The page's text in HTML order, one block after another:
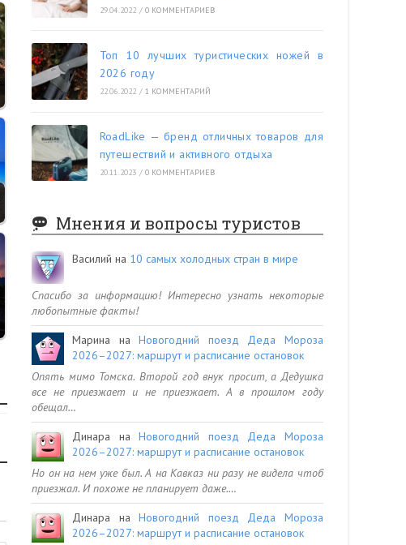
29.04.2022 / 0 КОММЕНТАРИЕВ
Топ 10 лучших туристических ножей в
2026 году
22.06.2022 / 1 КОММЕНТАРИЙ
RoadLike — бренд отличных товаров для
путешествий и активного отдыха
20.11.2023 / 0 КОММЕНТАРИЕВ
Мнения и вопросы туристов
Василий на 10 самых холодных стран в мире
Спасибо за информацию! Интересно узнать некоторые
любопытные факты!
Марина наНовогодний поезд Деда Мороза
2026–2027: маршрут и расписание остановок
Опять мимо Томска. Второй год внук просит, а Дедушка
все не приезжает и не приезжает. А в прошлом году
обещал…
Динара наНовогодний поезд Деда Мороза
2026–2027: маршрут и расписание остановок
Но он на нем уже был. А на Кавказ ни разу не видела чтоб
приезжал. И похоже не планирует даже.…
Динара наНовогодний поезд Деда Мороза
2026–2027: маршрут и расписание остановок